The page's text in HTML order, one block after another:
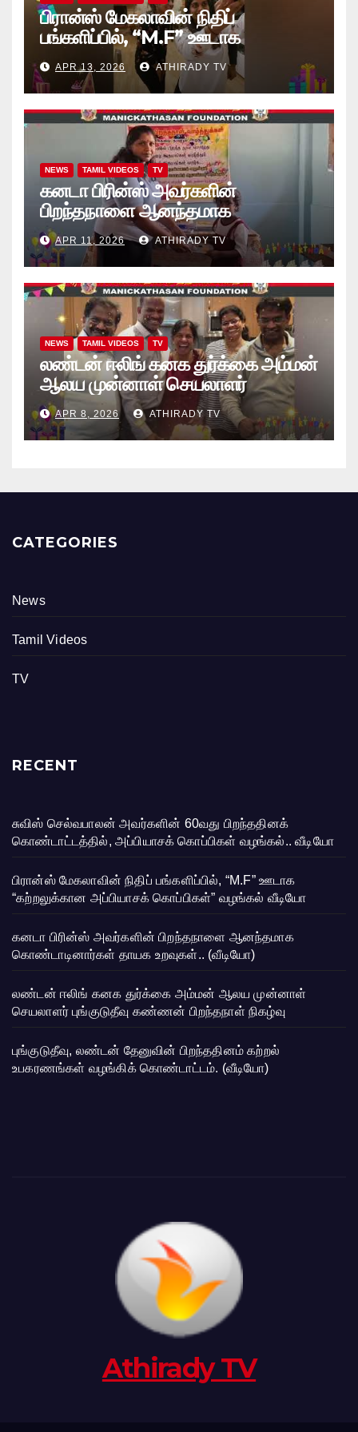
பிரான்ஸ் மேகலாவின் நிதிப்
பங்களிப்பில், “M.F” ஊடாக
“கற்றலுக்கான அப்பியாசக்
கொப்பிகள்” வழங்கல் வீடியோ
APR 13, 2026 ATHIRADY TV
NEWS TAMIL VIDEOS TV
கனடா பிரின்ஸ் அவர்களின்
பிறந்தநாளை ஆனந்தமாக
கொண்டாடினார்கள் தாயக உறவுகள்..
(வீடியோ)
APR 11, 2026 ATHIRADY TV
NEWS TAMIL VIDEOS TV
லண்டன் ஈலிங் கனக துர்க்கை அம்மன்
ஆலய முன்னாள் செயலாளர்
புங்குடுதீவு கண்ணன் பிறந்தநாள்
நிகழ்வு
APR 8, 2026 ATHIRADY TV
CATEGORIES
News
Tamil Videos
TV
RECENT
சுவிஸ் செல்வபாலன் அவர்களின் 60வது பிறந்ததினக்
கொண்டாட்டத்தில், அப்பியாசக் கொப்பிகள் வழங்கல்.. வீடியோ
பிரான்ஸ் மேகலாவின் நிதிப் பங்களிப்பில், “M.F” ஊடாக
“கற்றலுக்கான அப்பியாசக் கொப்பிகள்” வழங்கல் வீடியோ
கனடா பிரின்ஸ் அவர்களின் பிறந்தநாளை ஆனந்தமாக
கொண்டாடினார்கள் தாயக உறவுகள்.. (வீடியோ)
லண்டன் ஈலிங் கனக துர்க்கை அம்மன் ஆலய முன்னாள்
செயலாளர் புங்குடுதீவு கண்ணன் பிறந்தநாள் நிகழ்வு
புங்குடுதீவு, லண்டன் தேனுவின் பிறந்ததினம் கற்றல்
உபகரணங்கள் வழங்கிக் கொண்டாட்டம். (வீடியோ)
Athirady TV